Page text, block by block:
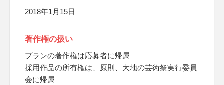
2018年1月15日
著作権の扱い
プランの著作権は応募者に帰属
採用作品の所有権は、原則、大地の芸術祭実行委員
会に帰属